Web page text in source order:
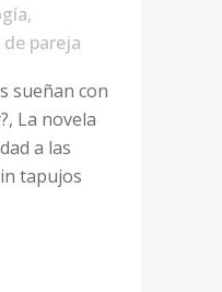
,
pareja
sueñan con
La novela
a las
tapujos